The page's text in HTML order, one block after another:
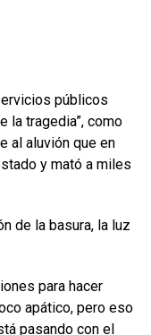
públicos
la tragedia”, como
al aluvión que en
y mató a miles
de la basura, la luz
para hacer
apático, pero eso
pasando con el